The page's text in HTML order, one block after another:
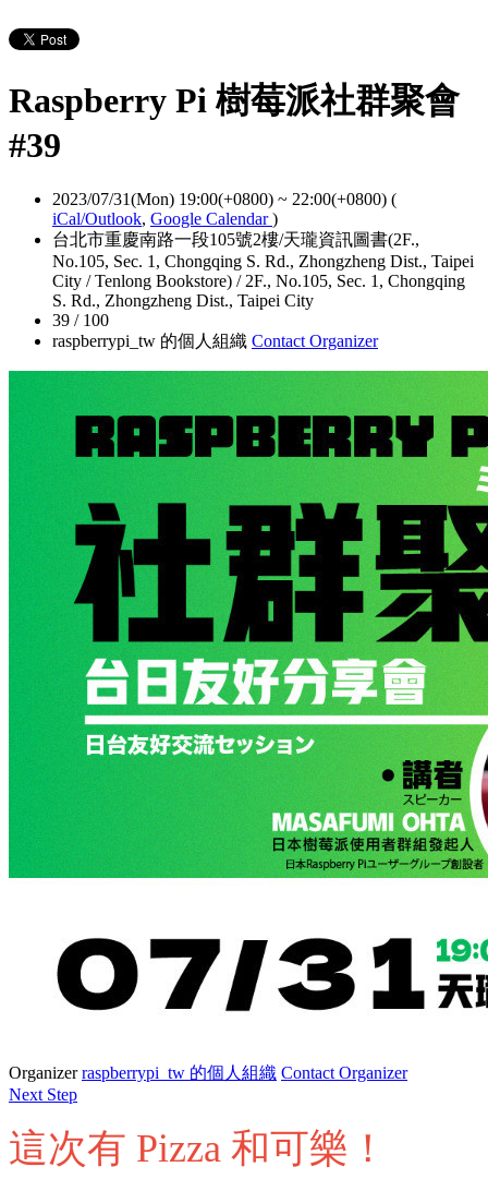
Raspberry Pi 樹莓派社群聚會
#39
2023/07/31(Mon) 19:00(+0800) ~ 22:00(+0800) (
iCal/Outlook, Google Calendar)
台北市重慶南路一段105號2樓/天瓏資訊圖書(2F.,
No.105, Sec. 1, Chongqing S. Rd., Zhongzheng Dist., Taipei
City / Tenlong Bookstore) / 2F., No.105, Sec. 1, Chongqing
S. Rd., Zhongzheng Dist., Taipei City
39 / 100
raspberrypi_tw 的個人組織 Contact Organizer
Organizerraspberrypi_tw 的個人組織 Contact Organizer
Next Step
這次有 Pizza 和可樂！